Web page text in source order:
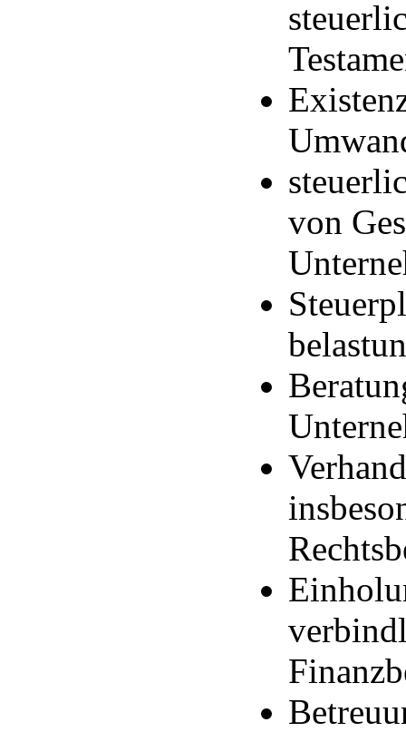
von